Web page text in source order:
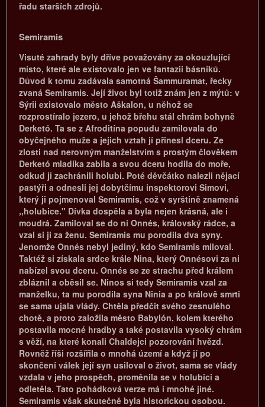
řadu starších zdrojů.
Semiramis
Visuté zahrady byly dříve považovány za okouzlující
místo, které ale existovalo jen ve fantazii básníků.
Důvod k tomu zadávala samotná Šammuramat, řecky
zvaná Semiramis. Její život byl totiž znám jen z mýtů: v
Sýrii existovalo město Aškalon, u něhož se
rozprostíralo jezero, u jehož břehu stál chrám bohyně
Derketó. Ta se z Afroditína popudu zamilovala do
obyčejného muže a jejich vztah jí přinesl dceru. Ze
zlosti nad nerovným manželstvím s prostým člověkem
Derketó mladíka zabila a svou dceru hodila do moře,
odkud ji zachránili holubi. Poté děvčátko nalezli nějací
pastýři a odnesli jej dobytčímu inspektorovi Simovi,
který ji pojmenoval Semiramis, což v syrštině znamená
,,holubice." Dívka dospěla a byla nejen krásná, ale i
moudrá. Zamiloval se do ní Onnés, královský rádce, a
vzal si ji za ženu. Semiramis mu porodila dva syny.
Jenomže Onnés nebyl jediný, kdo Semiramis miloval.
Taktéž si získala srdce krále Nina, který Onnésovi za ni
nabízel svou dceru. Onnés se ze strachu před králem
zbláznil a oběsil se. Ninos si tedy Semiramis vzal za
manželku, ta mu porodila syna Ninia a po králově smrti
se sama ujala vlády. Chtěla předčit svého zesnulého
chotě, a proto založila město Babylón, kolem kterého
postavila mocné hradby a také postavila vysoký chrám
s věží, na které konali Chaldejci pozorování hvězd.
Rovněž říši rozšířila o mnohá území a když jí po
skončení válek její syn usiloval o život, sama se vlády
vzdala v jeho prospěch, proměnila se v holubici a
odletěla. Tato pohádková verze má i mnohé jiné.
Semiramis však skutečně byla historickou osobou.